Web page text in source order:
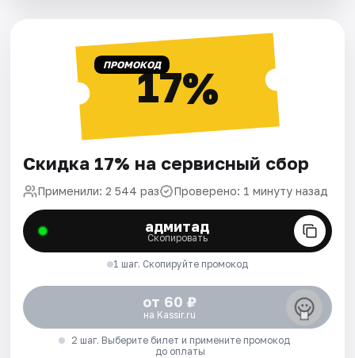
ПРОМОКОД17%
Скидка 17% на сервисный сбор
Применили: 2 544 раз Проверено: 1 минуту назад
адмитад
Скопировать
1 шаг. Скопируйте промокод
от 60 ₽
на Kassir.ru
2 шаг. Выберите билет и примените промокод
до оплаты